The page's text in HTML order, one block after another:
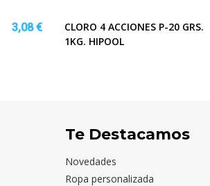
3,08 €
CLORO 4 ACCIONES P-20 GRS.
1KG. HIPOOL
Te Destacamos
Novedades
Ropa personalizada